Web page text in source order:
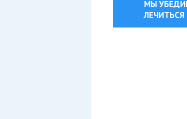
МЫ
ЛЕЧИТЬСЯ